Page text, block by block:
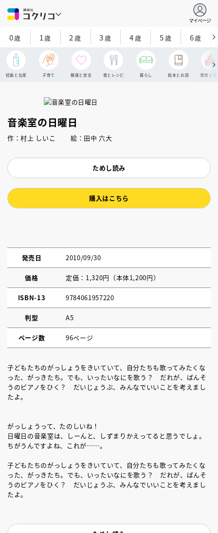
マイページ
0歳 1歳 2 歳 3歳 4歳 5歳 6歳
妊娠と出産 子育て 健康と安全 食とレシピ 暮らし 絵本とお話 知育と探
音楽室の日曜日
作：村上 しいこ 絵：田中 六大
ためし読み
購入はこちら
発売日 2010/09/30
価格 定価：1,320円（本体1,200円）
ISBN-13 9784061957220
判型 A5
ページ数 96ページ
子どもたちのがっしょうをきいていて、自分たちも歌ってみたくな
った、がっきたち。でも、いったいなにを歌う？ だれが、ばんそ
うのピアノをひく？ だいじょうぶ、みんなでいいことを考えまし
たよ。
がっしょうって、たのしいね！
日曜日の音楽室は、しーんと、しずまりかえってると思うでしょ。
ちがうんですよね、これが……。
子どもたちのがっしょうをきいていて、自分たちも歌ってみたくな
った、がっきたち。でも、いったいなにを歌う？ だれが、ばんそ
うのピアノをひく？ だいじょうぶ、みんなでいいことを考えまし
たよ。